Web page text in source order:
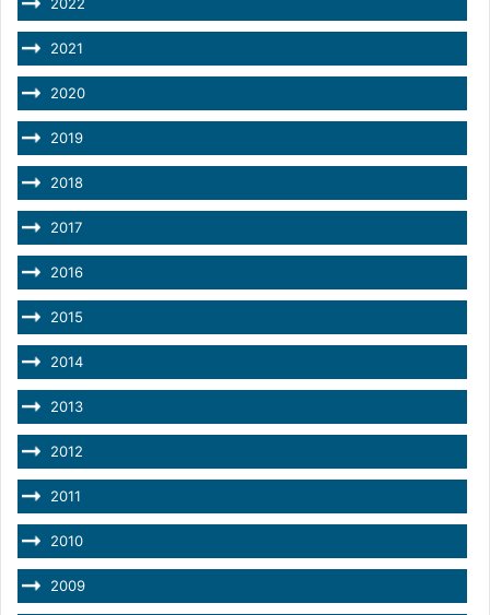
2022
2021
2020
2019
2018
2017
2016
2015
2014
2013
2012
2011
2010
2009